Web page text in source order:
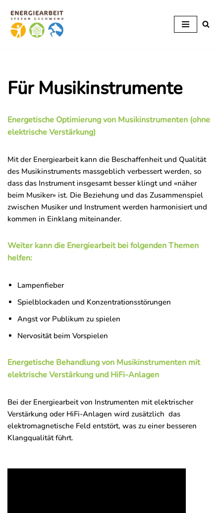
Zum
Inhalt
Für Musikinstrumente
Energetische Optimierung von Musikinstrumenten (ohne
elektrische Verstärkung)
Mit der Energiearbeit kann die Beschaffenheit und Qualität
des Musikinstruments massgeblich verbessert werden, so
dass das Instrument insgesamt besser klingt und «näher
beim Musiker» ist. Die Beziehung und das Zusammenspiel
zwischen Musiker und Instrument werden harmonisiert und
kommen in Einklang miteinander.
Weiter kann die Energiearbeit bei folgenden Themen
helfen:
Lampenfieber
Spielblockaden und Konzentrationsstörungen
Angst vor Publikum zu spielen
Nervosität beim Vorspielen
Energetische Behandlung von Musikinstrumenten mit
elektrische Verstärkung und HiFi-Anlagen
Bei der Energiearbeit von Instrumenten mit elektrischer
Verstärkung oder HiFi-Anlagen wird zusätzlich das
elektromagnetische Feld entstört, was zu einer besseren
Klangqualität führt.